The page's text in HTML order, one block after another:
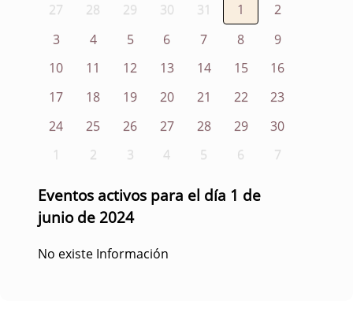
27 28 29 30 31 1
2
3
4 5 6 7 8
9
10
11 12 13 14 15
16
17
18 19 20 21 22
23
24
25 26 27 28 29
30
1
2 3 4 5 6 7
Eventos activos para el día 1 de
junio de 2024
No existe Información